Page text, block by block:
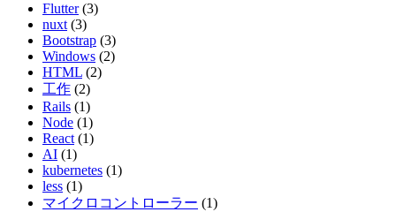
Flutter (3)
nuxt (3)
Bootstrap (3)
Windows (2)
HTML (2)
工作 (2)
Rails (1)
Node (1)
React (1)
AI (1)
kubernetes (1)
less (1)
マイクロコントローラー (1)